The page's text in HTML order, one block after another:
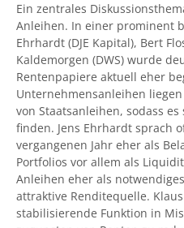
Ein zentrales
Anleihen. In einer prominent
Ehrhardt (DJE Kapital), Bert
Kaldemorgen (DWS) wurde
Rentenpapiere aktuell eher
Unternehmensanleihen
von Staatsanleihen, sodass
finden. Jens Ehrhardt sprach
vergangenen Jahr eher als
Portfolios vor allem als
Anleihen eher als
attraktive Renditequelle.
stabilisierende Funktion in